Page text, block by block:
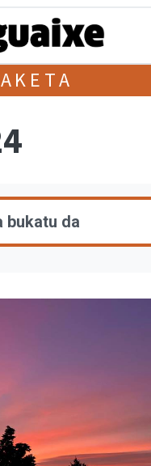
bukatu da